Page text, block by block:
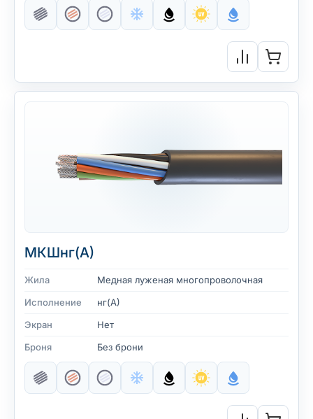
МКШнг(А)
Жила
Медная луженая многопроволочная
Исполнение
нг(А)
Экран
Нет
Броня
Без брони